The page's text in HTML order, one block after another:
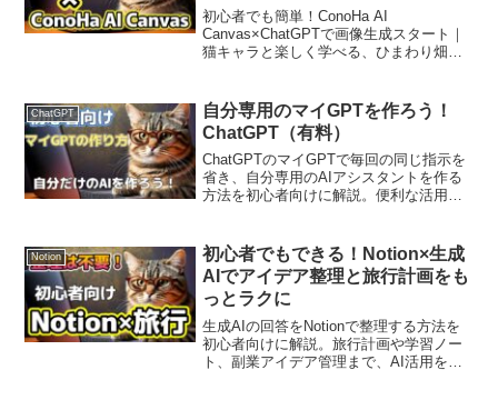
初心者でも簡単！ConoHa AI
Canvas×ChatGPTで画像生成スタート｜
猫キャラと楽しく学べる、ひまわり畑の
ChatGPT
自分専用のマイGPTを作ろう！
ChatGPT（有料）
ChatGPTのマイGPTで毎回の同じ指示を
省き、自分専用のAIアシスタントを作る
方法を初心者向けに解説。便利な活用法
Notion
初心者でもできる！Notion×生成
AIでアイデア整理と旅行計画をも
っとラクに
生成AIの回答をNotionで整理する方法を
初心者向けに解説。旅行計画や学習ノー
ト、副業アイデア管理まで、AI活用をも